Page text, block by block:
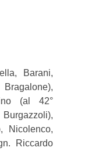
Barani,
(al 42°
Nicolenco,
Riccardo